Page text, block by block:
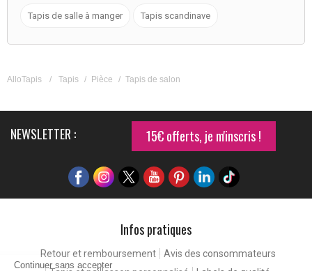
Continuer sans accepter
Tapis de salle à manger Tapis scandinave
AlloTapis / Tapis / Pièce / Tapis de salon
NEWSLETTER : 15€ offerts, je m'inscris !
Infos pratiques
Retour et remboursement
Avis des consommateurs